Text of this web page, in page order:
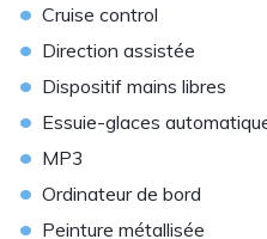
• Cruise control
• Direction assistée
• Dispositif mains libres
• Essuie-glaces
• MP3
• Ordinateur de bord
• Peinture métallisée